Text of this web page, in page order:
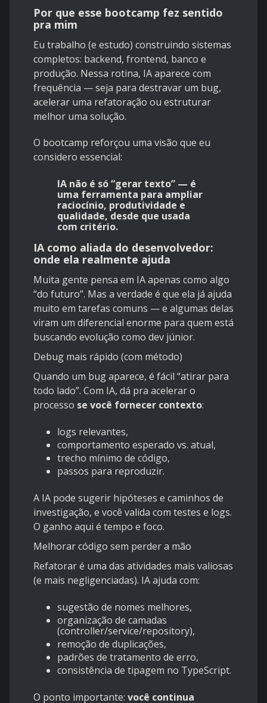
Por que esse bootcamp fez sentido
pra mim
Eu trabalho (e estudo) construindo sistemas
completos: backend, frontend, banco e
produção. Nessa rotina, IA aparece com
frequência — seja para destravar um bug,
acelerar uma refatoração ou estruturar
melhor uma solução.
O bootcamp reforçou uma visão que eu
considero essencial:
IA não é só “gerar texto” — é
uma ferramenta para ampliar
raciocínio, produtividade e
qualidade, desde que usada
com critério.
IA como aliada do desenvolvedor:
onde ela realmente ajuda
Muita gente pensa em IA apenas como algo
“do futuro”. Mas a verdade é que ela já ajuda
muito em tarefas comuns — e algumas delas
viram um diferencial enorme para quem está
buscando evolução como dev júnior.
Debug mais rápido (com método)
Quando um bug aparece, é fácil “atirar para
todo lado”. Com IA, dá pra acelerar o
processo se você fornecer contexto:
logs relevantes,
comportamento esperado vs. atual,
trecho mínimo de código,
passos para reproduzir.
A IA pode sugerir hipóteses e caminhos de
investigação, e você valida com testes e logs.
O ganho aqui é tempo e foco.
Melhorar código sem perder a mão
Refatorar é uma das atividades mais valiosas
(e mais negligenciadas). IA ajuda com:
sugestão de nomes melhores,
organização de camadas
(controller/service/repository),
remoção de duplicações,
padrões de tratamento de erro,
consistência de tipagem no TypeScript.
O ponto importante: você continua